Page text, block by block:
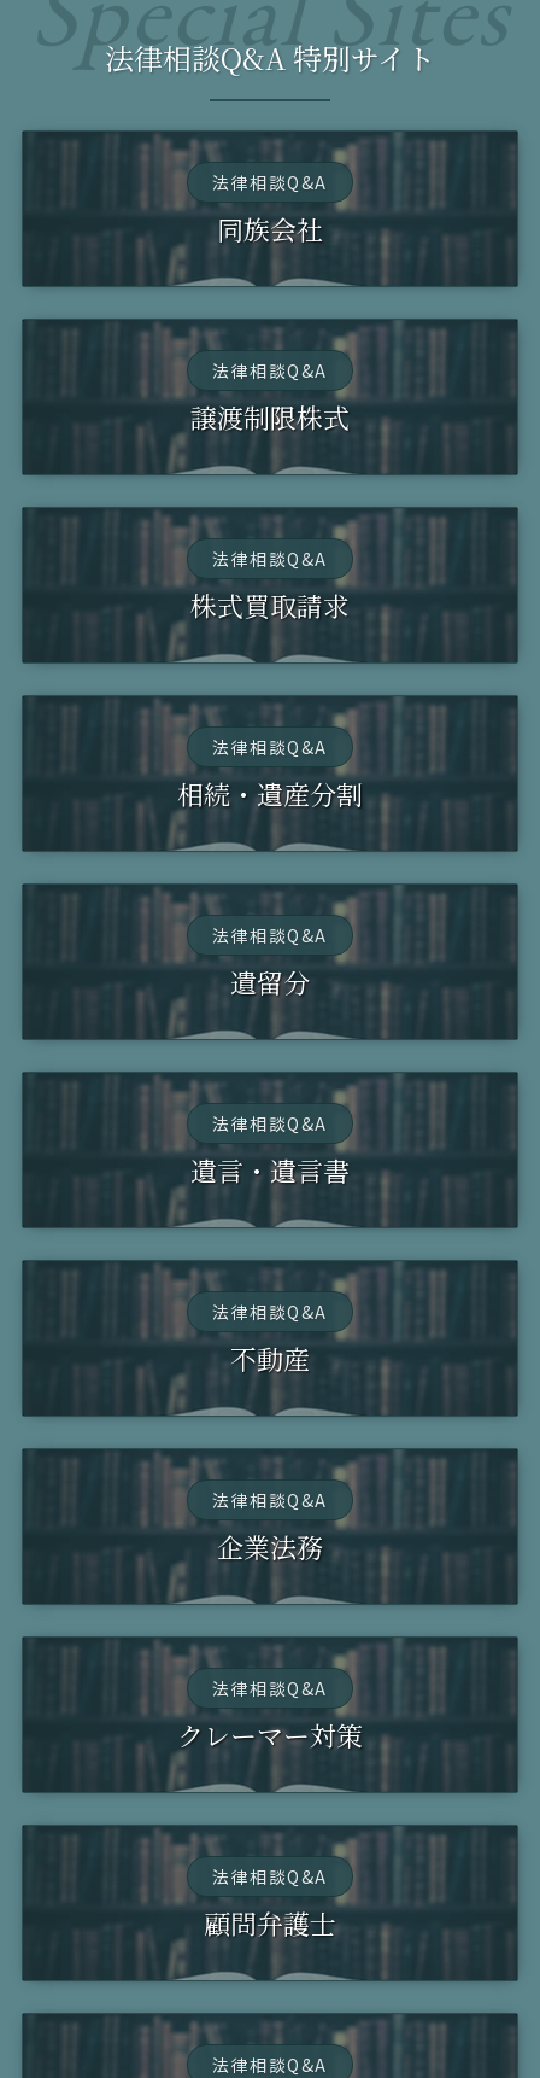
法律相談Q&A 特別サイト
法律相談Q&A
同族会社
法律相談Q&A
譲渡制限株式
法律相談Q&A
株式買取請求
法律相談Q&A
相続・遺産分割
法律相談Q&A
遺留分
法律相談Q&A
遺言・遺言書
法律相談Q&A
不動産
法律相談Q&A
企業法務
法律相談Q&A
クレーマー対策
法律相談Q&A
顧問弁護士
法律相談Q&A